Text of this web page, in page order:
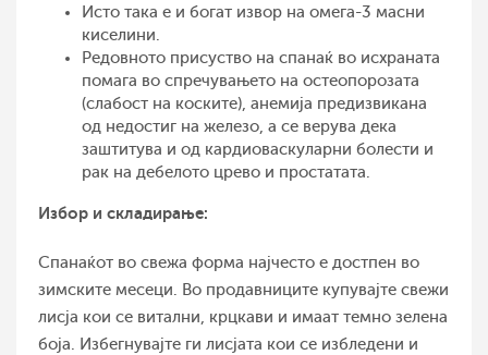
Исто така е и богат извор на омега-3 масни
киселини.
Редовното присуство на спанаќ во исхраната
помага во спречувањето на остеопорозата
(слабост на коските), анемија предизвикана
од недостиг на железо, а се верува дека
заштитува и од кардиоваскуларни болести и
рак на дебелото црево и простатата.
Избор и складирање:
Спанаќот во свежа форма најчесто е достпен во
зимските месеци. Во продавниците купувајте свежи
лисја кои се витални, крцкави и имаат темно зелена
боја. Избегнувајте ги лисјата кои се избледени и